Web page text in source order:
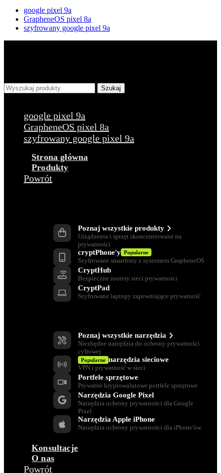
google pixel 9a
GrapheneOS pixel 8a
szyfrowany google pixel 9a
Szukaj
google pixel 9a
GrapheneOS pixel 8a
szyfrowany google pixel 9a
Strona główna
Produkty
Powrót
Poznaj wszystkie produkty
Urządzenia i sprzęt skoncentrowane na
prywatności
cryptPhone'y Popularne
Szyfrowane smartfony z systemem GrapheneOS
CryptHub
Bezpieczne routery sieci prywatności
CryptPad
Szyfrowane laptopy zapewniające prywatność
Poznaj wszystkie narzędzia
Niezbędne narzędzia do ochrony prywatności
cyfrowej
Popularne narzędzia sieciowe
VPN i prywatność w sieci
Portfele sprzętowe
Prywatne kryptowalutowe portfele sprzętowe
Narzędzia Google Pixel
Narzędzia ochrony prywatności dla Google
Pixel
Narzędzia Apple iPhone
Narzędzia ochrony prywatności dla iPhone'ów
Konsultacje
O nas
Powrót